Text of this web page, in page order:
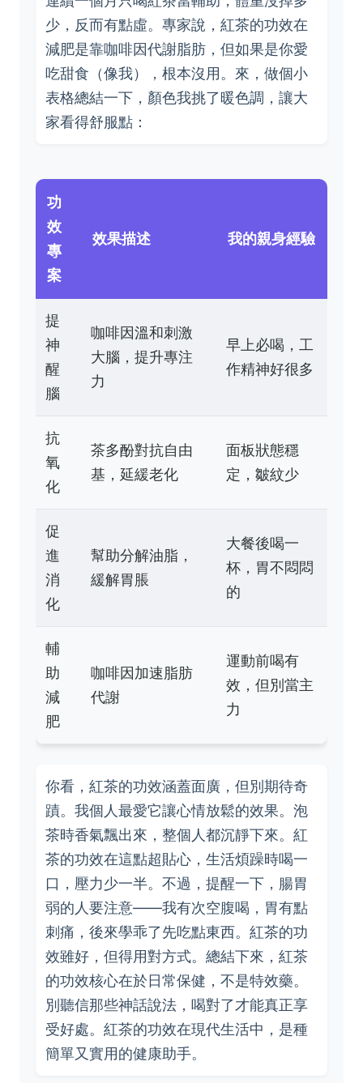
少，反而有點虛。專家說，紅茶的功效在
減肥是靠咖啡因代謝脂肪，但如果是你愛
吃甜食（像我），根本沒用。來，做個小
表格總結一下，顏色我挑了暖色調，讓大
家看得舒服點：
功
效
專
案
效果描述 我的親身經驗
提
神
醒
腦
咖啡因溫和刺激
大腦，提升專注
力
早上必喝，工
作精神好很多
抗
氧
化
茶多酚對抗自由
基，延緩老化
面板狀態穩
定，皺紋少
促
進
消
化
幫助分解油脂，
緩解胃脹
大餐後喝一
杯，胃不悶悶
的
輔
助
減
肥
咖啡因加速脂肪
代謝
運動前喝有
效，但別當主
力
你看，紅茶的功效涵蓋面廣，但別期待奇
蹟。我個人最愛它讓心情放鬆的效果。泡
茶時香氣飄出來，整個人都沉靜下來。紅
茶的功效在這點超貼心，生活煩躁時喝一
口，壓力少一半。不過，提醒一下，腸胃
弱的人要注意——我有次空腹喝，胃有點
刺痛，後來學乖了先吃點東西。紅茶的功
效雖好，但得用對方式。總結下來，紅茶
的功效核心在於日常保健，不是特效藥。
別聽信那些神話說法，喝對了才能真正享
受好處。紅茶的功效在現代生活中，是種
簡單又實用的健康助手。